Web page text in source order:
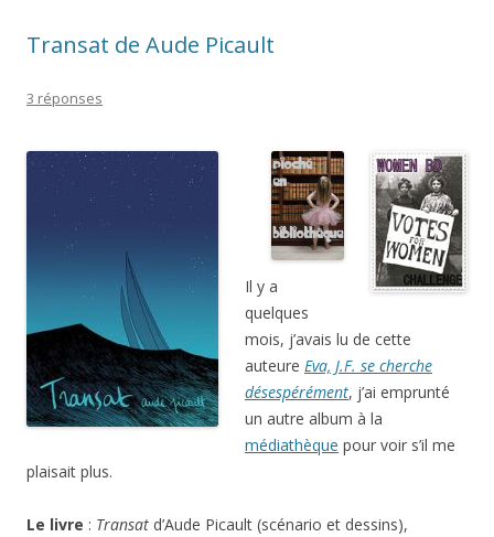
Transat de Aude Picault
3 réponses
Il y a
quelques
mois, j’avais lu de cette
auteure Eva, J.F. se cherche
désespérément, j’ai emprunté
un autre album à la
médiathèque pour voir s’il me
plaisait plus.
Le livre : Transat d’Aude Picault (scénario et dessins),